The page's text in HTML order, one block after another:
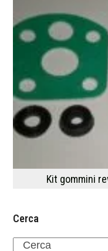
Kit gommini
Cerca
Search